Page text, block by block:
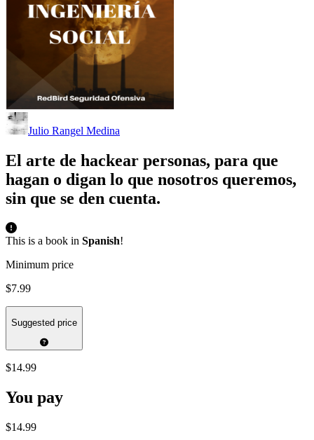
Julio Rangel Medina
El arte de hackear personas, para que
hagan o digan lo que nosotros queremos,
sin que se den cuenta.
This is a book in Spanish!
Minimum price
$7.99
Suggested price
$14.99
You pay
$14.99